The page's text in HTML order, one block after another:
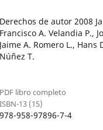
Derechos de autor 2008
Francisco A. Velandia P.,
Jaime A. Romero L.,
Núñez T.
PDF libro completo
ISBN-13 (15)
978-958-97896-7-4